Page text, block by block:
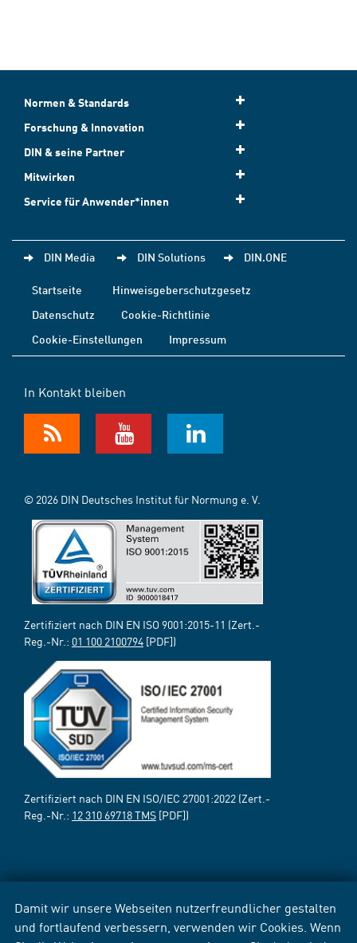
Damit wir unsere Webseiten nutzerfreundlicher gestalten
und fortlaufend verbessern, verwenden wir Cookies. Wenn
Normen & Standards
Forschung & Innovation
DIN & seine Partner
Mitwirken
Service für Anwender*innen
DIN Media DIN Solutions DIN.ONE
Startseite
Hinweisgeberschutzgesetz
Datenschutz
Cookie-Richtlinie
Cookie-Einstellungen
Impressum
In Kontakt bleiben
© 2026 DIN Deutsches Institut für Normung e. V.
Zertifiziert nach DIN EN ISO 9001:2015-11 (Zert.-
Reg.-Nr.: 01 100 2100794 [PDF])
Zertifiziert nach DIN EN ISO/IEC 27001:2022 (Zert.-
Reg.-Nr.: 12 310 69718 TMS [PDF])